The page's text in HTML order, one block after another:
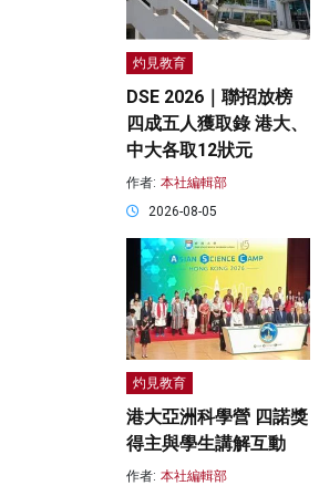
灼見教育
DSE 2026｜聯招放榜
四成五人獲取錄 港大、
中大各取12狀元
作者: 本社編輯部
2026-08-05
灼見教育
港大亞洲科學營 四諾獎
得主與學生講解互動
作者: 本社編輯部